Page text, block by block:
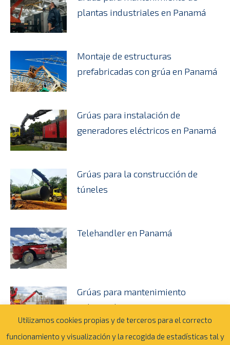
plantas industriales en Panamá
Montaje de estructuras
prefabricadas con grúa en Panamá
Grúas para instalación de
generadores eléctricos en Panamá
Grúas para la construcción de
túneles
Telehandler en Panamá
Grúas para mantenimiento
industrial en Dominicana
Utilizamos cookies propias y de terceros para el correcto
funcionamiento y visualización y la recogida de estadísticas tal y